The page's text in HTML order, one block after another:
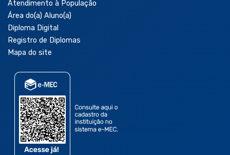
Atendimento à População
Área do(a) Aluno(a)
Diploma Digital
Registro de Diplomas
Mapa do site